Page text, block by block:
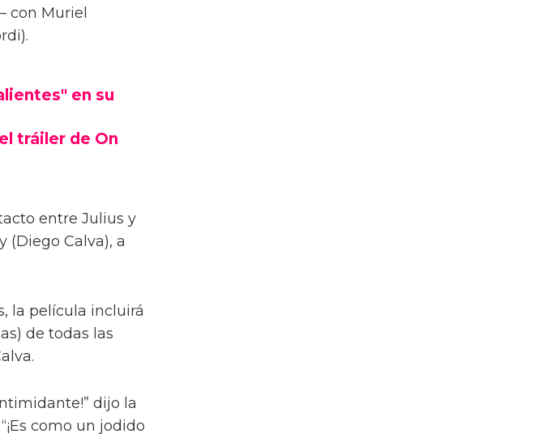
con Muriel
en su
tráiler de On
entre Julius y
(Diego Calva), a
la película incluirá
de todas las
dijo la
como un jodido